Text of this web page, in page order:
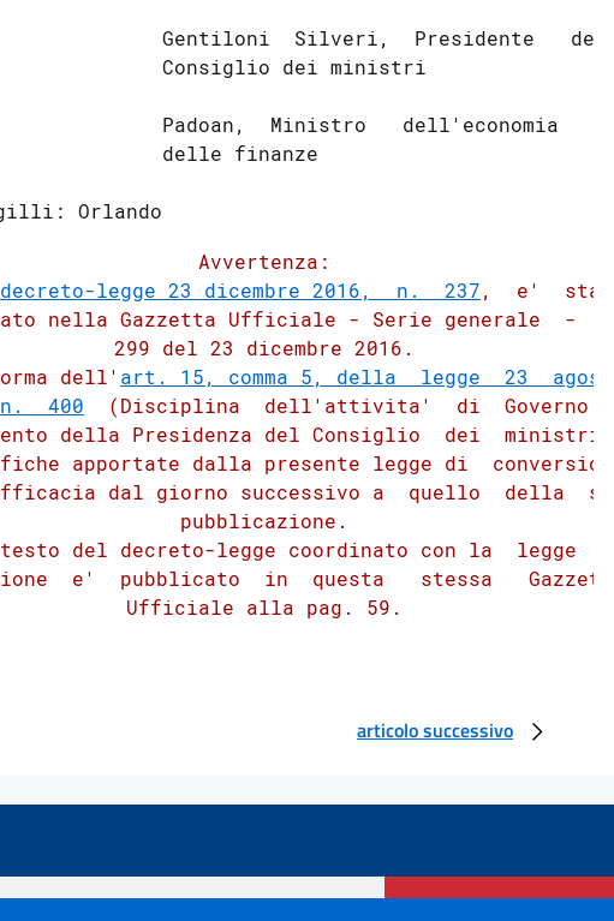
Gentiloni  Silveri,  Presidente   del
Consiglio dei ministri
Padoan,  Ministro   dell'economia   e
delle finanze
          Avvertenza:
decreto-legge 23 dicembre 2016,  n.  237,  e'  stato
nella Gazzetta Ufficiale - Serie generale  -  n.
299 del 23 dicembre 2016.
dell'
art. 15, comma 5, della  legge  23  agosto
400
  (Disciplina  dell'attivita'  di  Governo  e
della Presidenza del Consiglio  dei  ministri),
apportate dalla presente legge di  conversione
dal giorno successivo a  quello  della  sua
          pubblicazione.
del decreto-legge coordinato con la  legge  di
e'  pubblicato  in  questa   stessa   Gazzetta
          Ufficiale alla pag. 59.
articolo successivo